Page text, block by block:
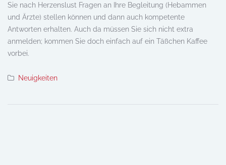
Sie nach Herzenslust Fragen an Ihre Begleitung (Hebammen
und Ärzte) stellen können und dann auch kompetente
Antworten erhalten. Auch da müssen Sie sich nicht extra
anmelden; kommen Sie doch einfach auf ein Täßchen Kaffee
vorbei.
Neuigkeiten